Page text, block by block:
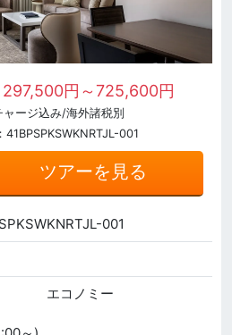
297,500円～725,600円
ージ込み/海外諸税別
41BPSPKSWKNRTJL-001
ツアーを見る
001
エコノミー